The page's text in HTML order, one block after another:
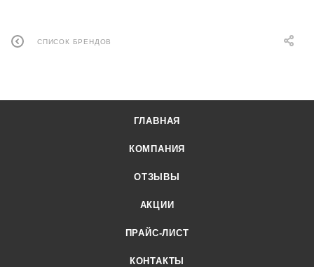
СПИСОК БРЕНДОВ
ГЛАВНАЯ
КОМПАНИЯ
ОТЗЫВЫ
АКЦИИ
ПРАЙС-ЛИСТ
КОНТАКТЫ